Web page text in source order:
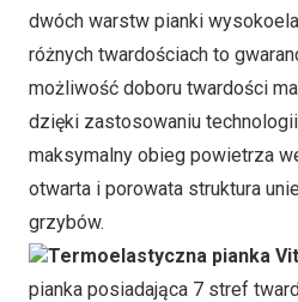
dwóch warstw pianki
różnych twardościach to
możliwość doboru twardości
dzięki zastosowaniu
maksymalny obieg powietrza
otwarta i porowata struktura
grzybów.
Termoelastyczna pianka
pianka posiadająca 7 stref